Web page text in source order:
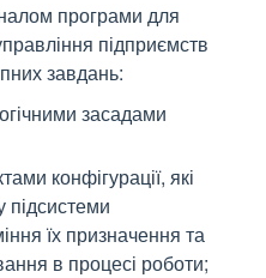
програми для
підприємств
завдань:
засадами
конфігурації, які
підсистеми
їх призначення та
в процесі роботи;